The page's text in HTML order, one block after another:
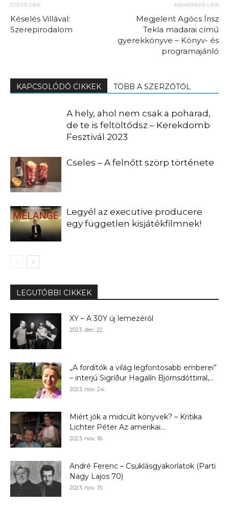
Előző cikk
Késelés Villával:
Szerepirodalom
Következő cikk
Megjelent Agócs Írisz
Tekla madarai című
gyerekkönyve – Könyv- és
programajánló
KAPCSOLÓDÓ CIKKEK TÖBB A SZERZŐTŐL
A hely, ahol nem csak a poharad,
de te is feltöltődsz – Kerekdomb
Fesztivál 2023
Cseles – A felnőtt szörp története
Legyél az executive producere
egy független kisjátékfilmnek!
LEGUTÓBBI CIKKEK
XY – A 30Y új lemezéről
2023. dec. 22.
„A fordítók a világ legfontosabb emberei”
– interjú Sigríður Hagalín Björnsdóttirral,...
2023. nov. 24.
Miért jók a midcult könyvek? – Kritika
Lichter Péter Az amerikai...
2023. nov. 16.
André Ferenc – Csuklásgyakorlatok (Parti
Nagy Lajos 70)
2023. nov. 15.